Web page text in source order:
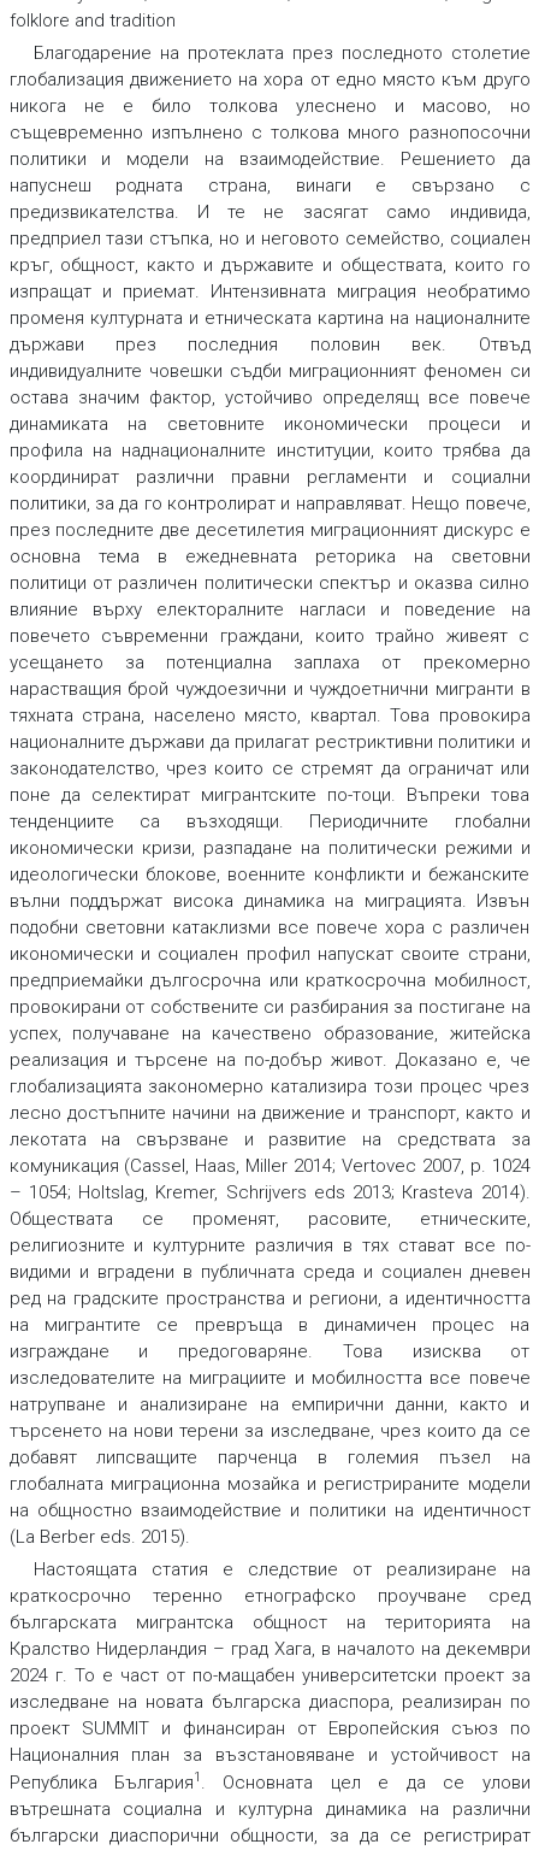
folklore and tradition
Благодарение на протеклата през последното столетие
глобализация движението на хора от едно място към друго
никога не е било толкова улеснено и масово, но
същевременно изпълнено с толкова много разнопосочни
политики и модели на взаимодействие. Решението да
напуснеш родната страна, винаги е свързано с
предизвикателства. И те не засягат само индивида,
предприел тази стъпка, но и неговото семейство, социален
кръг, общност, както и държавите и обществата, които го
изпращат и приемат. Интензивната миграция необратимо
променя културната и етническата картина на националните
държави през последния половин век. Отвъд
индивидуалните човешки съдби миграционният феномен си
остава значим фактор, устойчиво определящ все повече
динамиката на световните икономически процеси и
профила на наднационалните институции, които трябва да
координират различни правни регламенти и социални
политики, за да го контролират и направляват. Нещо повече,
през последните две десетилетия миграционният дискурс е
основна тема в ежедневната реторика на световни
политици от различен политически спектър и оказва силно
влияние върху електоралните нагласи и поведение на
повечето съвременни граждани, които трайно живеят с
усещането за потенциална заплаха от прекомерно
нарастващия брой чуждоезични и чуждоетнични мигранти в
тяхната страна, населено място, квартал. Това провокира
националните държави да прилагат рестриктивни политики и
законодателство, чрез които се стремят да ограничат или
поне да селектират мигрантските по-тоци. Въпреки това
тенденциите са възходящи. Периодичните глобални
икономически кризи, разпадане на политически режими и
идеологически блокове, военните конфликти и бежанските
вълни поддържат висока динамика на миграцията. Извън
подобни световни катаклизми все повече хора с различен
икономически и социален профил напускат своите страни,
предприемайки дългосрочна или краткосрочна мобилност,
провокирани от собствените си разбирания за постигане на
успех, получаване на качествено образование, житейска
реализация и търсене на по-добър живот. Доказано е, че
глобализацията закономерно катализира този процес чрез
лесно достъпните начини на движение и транспорт, както и
лекотата на свързване и развитие на средствата за
комуникация (Cassel, Haas, Miller 2014; Vertovec 2007, p. 1024
– 1054; Holtslag, Kremer, Schrijvers eds 2013; Кrasteva 2014).
Обществата се променят, расовите, етническите,
религиозните и културните различия в тях стават все по-
видими и вградени в публичната среда и социален дневен
ред на градските пространства и региони, а идентичността
на мигрантите се превръща в динамичен процес на
изграждане и предоговаряне. Това изисква от
изследователите на миграциите и мобилността все повече
натрупване и анализиране на емпирични данни, както и
търсенето на нови терени за изследване, чрез които да се
добавят липсващите парченца в големия пъзел на
глобалната миграционна мозайка и регистрираните модели
на общностно взаимодействие и политики на идентичност
(La Berber eds. 2015).
Настоящата статия е следствие от реализиране на
краткосрочно теренно етнографско проучване сред
българската мигрантска общност на територията на
Кралство Нидерландия – град Хага, в началото на декември
2024 г. То е част от по-мащабен университетски проект за
изследване на новата българска диаспора, реализиран по
проект SUMMIT и финансиран от Европейския съюз по
Националния план за възстановяване и устойчивост на
Република България1 . Основната цел е да се улови
вътрешната социална и културна динамика на различни
български диаспорични общности, за да се регистрират